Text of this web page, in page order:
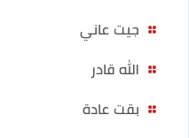
جيت عاني
الله قادر
بقت عادة